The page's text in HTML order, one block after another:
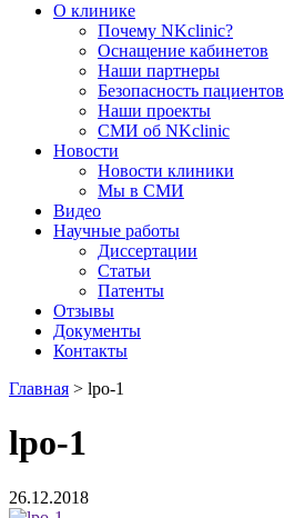
О клинике
Почему NKclinic?
Оснащение кабинетов
Наши партнеры
Безопасность пациентов
Наши проекты
СМИ об NKclinic
Новости
Новости клиники
Мы в СМИ
Видео
Научные работы
Диссертации
Статьи
Патенты
Отзывы
Документы
Контакты
Главная > lpo-1
lpo-1
26.12.2018